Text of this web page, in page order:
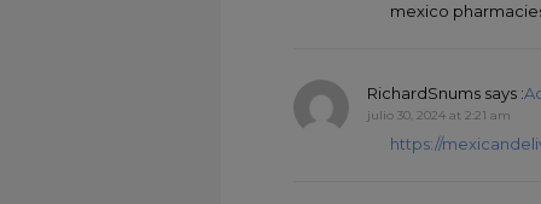
mexico
RichardSnums says :
julio 30, 2024 at 2:21 am
https://